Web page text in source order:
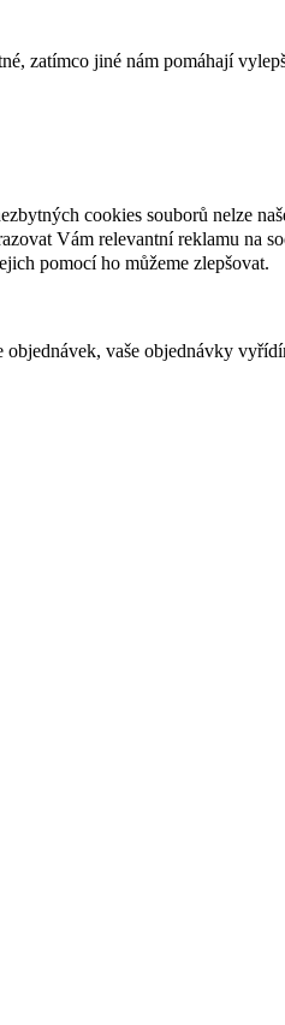
zatímco jiné nám pomáhají
cookies souborů nelze
Vám relevantní reklamu na
pomocí ho můžeme zlepšovat.
vaše objednávky